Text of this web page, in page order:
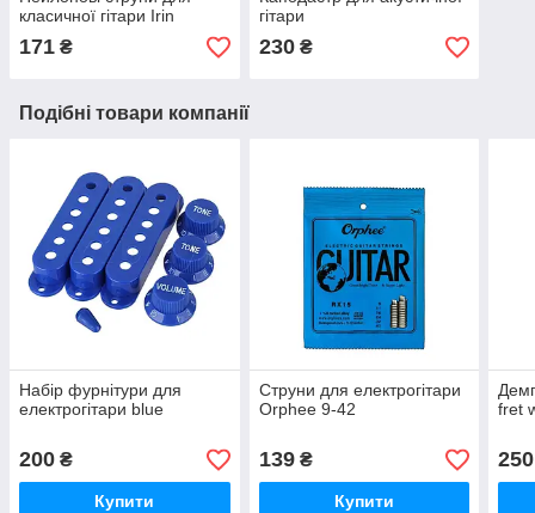
класичної гітари Irin
171 ₴
гітари
230₴
Подібні товари компанії
Набір фурнітури для
електрогітари blue
200 ₴
Купити
Струни для електрогітари
Orphee 9-42
139₴
Купити
fret
250